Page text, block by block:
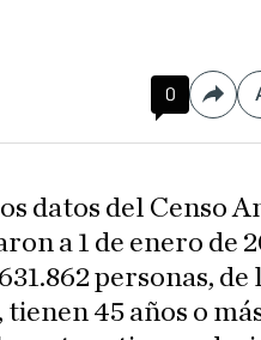
0
datos del Censo
a 1 de enero de
personas, de
tienen 45 años o